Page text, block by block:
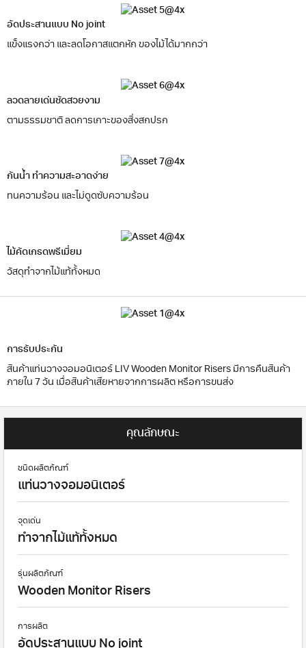
อัดประสานแบบ No joint
แข็งแรงกว่า และลดโอกาสแตกหัก ของไม้ได้มากกว่า
ลวดลายเด่นชัดสวยงาม
ตามธรรมชาติ ลดการเกาะของสิ่งสกปรก
กันน้ำ ทำความสะอาดง่าย
ทนความร้อน และไม่ดูดซับความร้อน
ไม้คัดเกรดพรีเมี่ยม
วัสดุทำจากไม้แท้ทั้งหมด
การรับประกัน
สินค้าแท่นวางจอมอนิเตอร์ LIV Wooden Monitor Risers มีการคืนสินค้า
ภายใน 7 วัน เมื่อสินค้าเสียหายจากการผลิต หรือการขนส่ง
คุณลักษณะ
ชนิดผลิตภัณฑ์
แท่นวางจอมอนิเตอร์
จุดเด่น
ทำจากไม้แท้ทั้งหมด
รุ่นผลิตภัณฑ์
Wooden Monitor Risers
การผลิต
อัดประสานแบบ No joint